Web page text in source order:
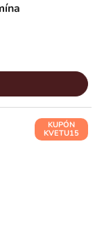
KUPÓN
KVETU15